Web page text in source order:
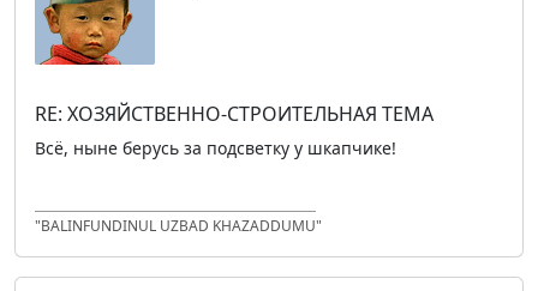
RE: ХОЗЯЙСТВЕННО-СТРОИТЕЛЬНАЯ ТЕМА
Всё, ныне берусь за подсветку у шкапчике!
"BALINFUNDINUL UZBAD KHAZADDUMU"